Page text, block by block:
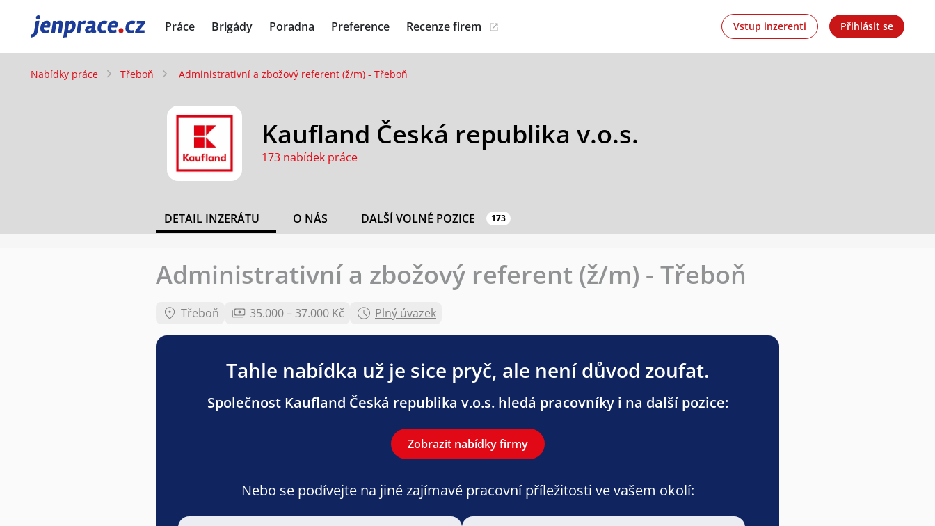
JenPráce.cz Práce Brigády Poradna Preference Recenze firem Vstup inzerenti Přihlásit se
Nabídky práce Třeboň Administrativní a zbožový referent (ž/m) - Třeboň
Kaufland Česká republika v.o.s.
173 nabídek práce
DETAIL INZERÁTU O NÁS DALŠÍ VOLNÉ POZICE 173
Administrativní a zbožový referent (ž/m) - Třeboň
Třeboň 35.000 – 37.000 Kč Plný úvazek
Tahle nabídka už je sice pryč, ale není důvod zoufat.
Společnost Kaufland Česká republika v.o.s. hledá pracovníky i na další pozice:
Zobrazit nabídky firmy
Nebo se podívejte na jiné zajímavé pracovní příležitosti ve vašem okolí: